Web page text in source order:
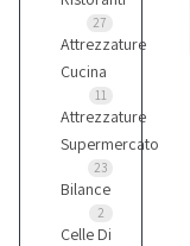
27
Attrezzature
Cucina
11
Attrezzature
Supermercato
23
Bilance
2
Celle Di